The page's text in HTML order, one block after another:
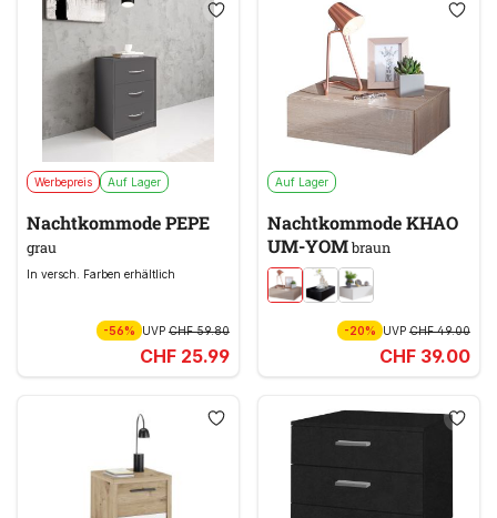
Werbepreis Auf Lager
Nachtkommode PEPE
grau
In versch. Farben erhältlich
-56% UVP CHF 59.80
CHF 25.99
Auf Lager
Nachtkommode KHAO
UM-YOMbraun
-20% UVPCHF 49.00
CHF 39.00